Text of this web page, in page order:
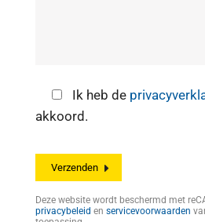
Ik heb de
akkoord.
Deze website wordt beschermd met
privacybeleid en servicevoorwaarden